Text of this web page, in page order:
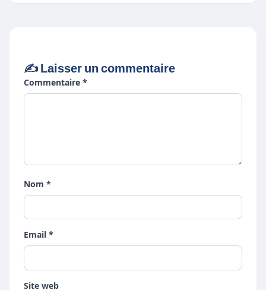
✍️ Laisser un commentaire
Commentaire *
Nom *
Email *
Site web